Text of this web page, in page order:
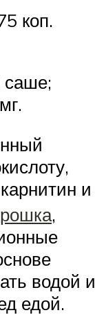
коп.
саше;
и
,
водой и
едой.